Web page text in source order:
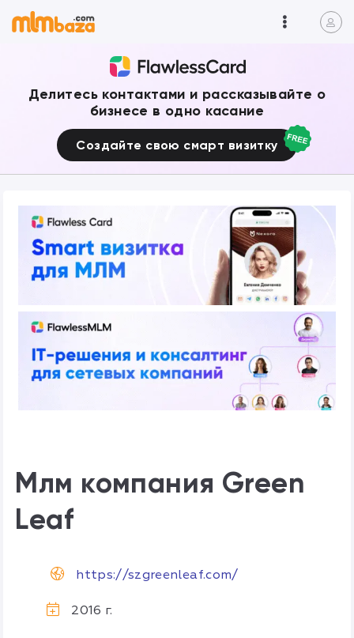
Делитесь контактами и рассказывайте о
бизнесе в одно касание
Создайте свою смарт визитку
Млм компания Green
Leaf
https://szgreenleaf.com/
2016 г.